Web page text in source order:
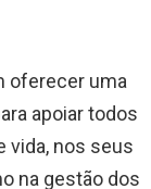
oferecer uma
apoiar todos
vida, nos seus
na gestão dos